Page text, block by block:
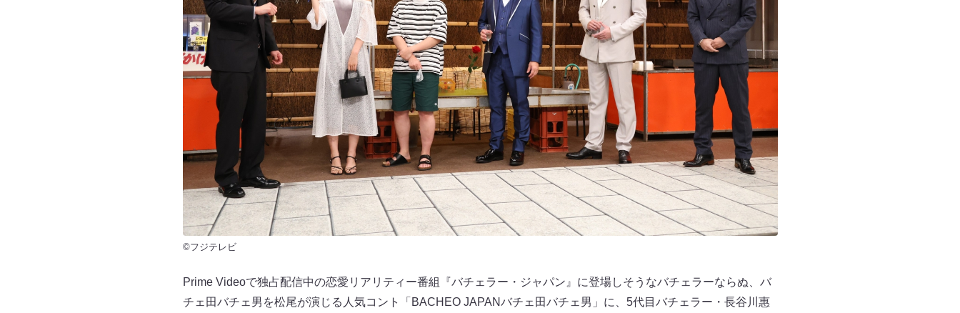
©フジテレビ
Prime Videoで独占配信中の恋愛リアリティー番組『バチェラー・ジャパン』に登場しそうなバチェラーならぬ、バ
チェ田バチェ男を松尾が演じる人気コント「BACHEO JAPANバチェ田バチェ男」に、5代目バチェラー・長谷川惠